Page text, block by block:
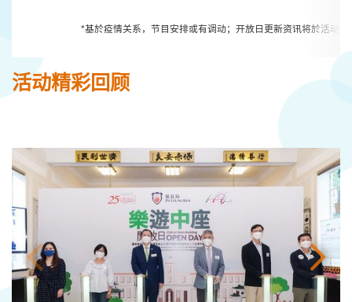
*基於疫情关系，节目安排或有调动；开放日更新资讯将於活动
活动精彩回顾